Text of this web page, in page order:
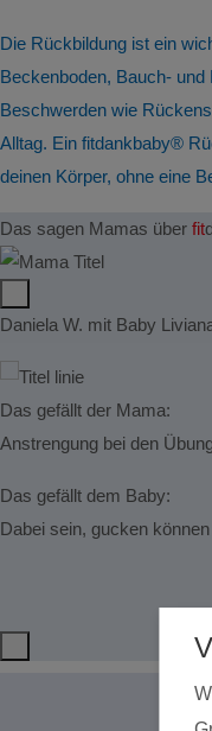
Die Rückbildung ist ein
Beckenboden, Bauch-
Beschwerden wie
Alltag. Ein fitdankbaby®
deinen Körper, ohne eine
Das sagen Mamas über fit
Daniela W. mit Baby
Das gefällt der Mama:
Anstrengung bei den
Das gefällt dem Baby:
Dabei sein, gucken können